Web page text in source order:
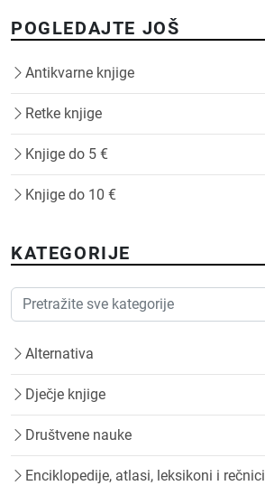
POGLEDAJTE JOŠ
Antikvarne knjige
Retke knjige
Knjige do 5 €
Knjige do 10 €
KATEGORIJE
Alternativa
Dječje knjige
Društvene nauke
Enciklopedije, atlasi, leksikoni i rečnici